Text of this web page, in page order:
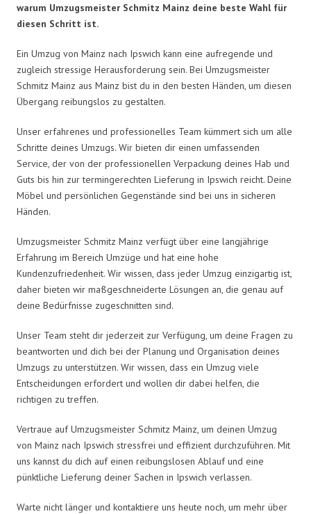
warum Umzugsmeister Schmitz Mainz deine beste Wahl für
diesen Schritt ist.
Ein Umzug von Mainz nach Ipswich kann eine aufregende und
zugleich stressige Herausforderung sein. Bei Umzugsmeister
Schmitz Mainz aus Mainz bist du in den besten Händen, um diesen
Übergang reibungslos zu gestalten.
Unser erfahrenes und professionelles Team kümmert sich um alle
Schritte deines Umzugs. Wir bieten dir einen umfassenden
Service, der von der professionellen Verpackung deines Hab und
Guts bis hin zur termingerechten Lieferung in Ipswich reicht. Deine
Möbel und persönlichen Gegenstände sind bei uns in sicheren
Händen.
Umzugsmeister Schmitz Mainz verfügt über eine langjährige
Erfahrung im Bereich Umzüge und hat eine hohe
Kundenzufriedenheit. Wir wissen, dass jeder Umzug einzigartig ist,
daher bieten wir maßgeschneiderte Lösungen an, die genau auf
deine Bedürfnisse zugeschnitten sind.
Unser Team steht dir jederzeit zur Verfügung, um deine Fragen zu
beantworten und dich bei der Planung und Organisation deines
Umzugs zu unterstützen. Wir wissen, dass ein Umzug viele
Entscheidungen erfordert und wollen dir dabei helfen, die
richtigen zu treffen.
Vertraue auf Umzugsmeister Schmitz Mainz, um deinen Umzug
von Mainz nach Ipswich stressfrei und effizient durchzuführen. Mit
uns kannst du dich auf einen reibungslosen Ablauf und eine
pünktliche Lieferung deiner Sachen in Ipswich verlassen.
Warte nicht länger und kontaktiere uns heute noch, um mehr über